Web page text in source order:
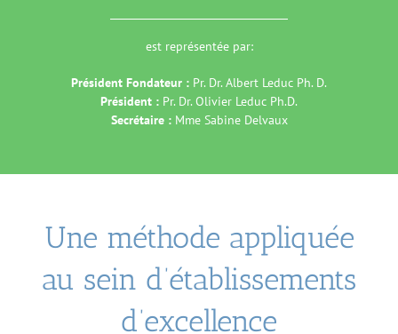
est représentée par:
Président Fondateur : Pr. Dr. Albert Leduc Ph. D.
Président : Pr. Dr. Olivier Leduc Ph.D.
Secrétaire :Mme Sabine Delvaux
Une méthode appliquée
au sein d’établissements
d’excellence